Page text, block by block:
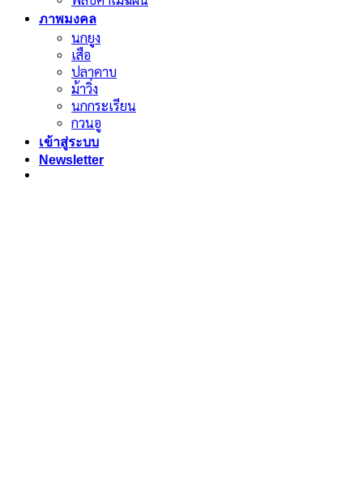
ภาพมงคล
นกยูง
เสือ
ปลาคาบ
ม้าวิ่ง
นกกระเรียน
กวนอู
เข้าสู่ระบบ
Newsletter